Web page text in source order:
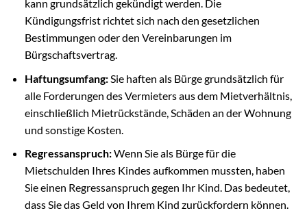
kann grundsätzlich gekündigt werden. Die
Kündigungsfrist richtet sich nach den gesetzlichen
Bestimmungen oder den Vereinbarungen im
Bürgschaftsvertrag.
Haftungsumfang:Sie haften als Bürge grundsätzlich für
alle Forderungen des Vermieters aus dem Mietverhältnis,
einschließlich Mietrückstände, Schäden an der Wohnung
und sonstige Kosten.
Regressanspruch:Wenn Sie als Bürge für die
Mietschulden Ihres Kindes aufkommen mussten, haben
Sie einen Regressanspruch gegen Ihr Kind. Das bedeutet,
dass Sie das Geld von Ihrem Kind zurückfordern können.